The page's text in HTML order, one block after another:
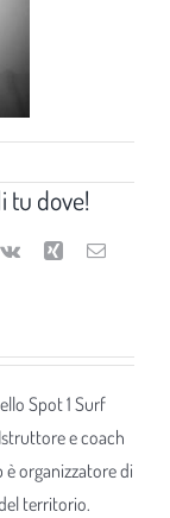
tu dove!
Vk Xing Email
Spot 1 Surf
e coach
organizzatore di
territorio.